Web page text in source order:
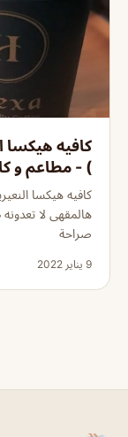
كافيه هيكسا
) - مطاعم و
كافيه هيكسا
هالمقهى لا
صراحة
9 يناير 2022